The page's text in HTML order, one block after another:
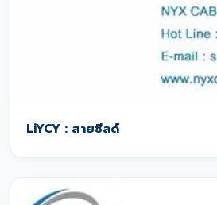
LiYCY : สายชีลด์